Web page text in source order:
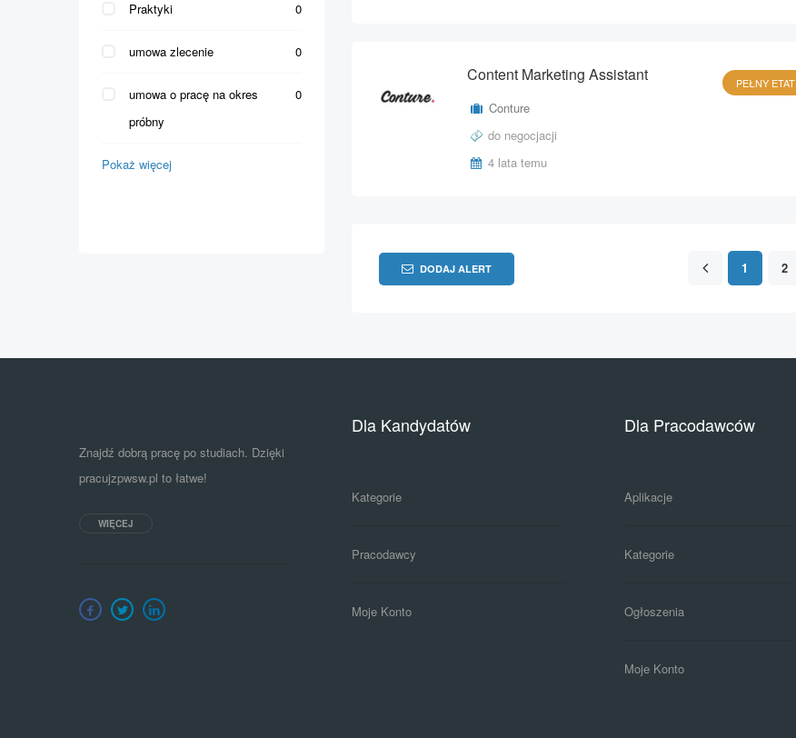
Praktyki 0
umowa zlecenie 0
umowa o pracę na okres
próbny
0
Pokaż więcej
Content Marketing Assistant
Conture
do negocjacji
4 lata temu
PEŁNY ETAT
DODAJ ALERT 1 2
Znajdź dobrą pracę po studiach. Dzięki
pracujzpwsw.pl to łatwe!
WIĘCEJ
Dla Kandydatów
Kategorie
Pracodawcy
Moje Konto
Dla Pracodawców
Aplikacje
Kategorie
Ogłoszenia
Moje Konto